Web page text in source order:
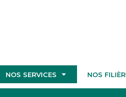
NOS SERVICES NOS